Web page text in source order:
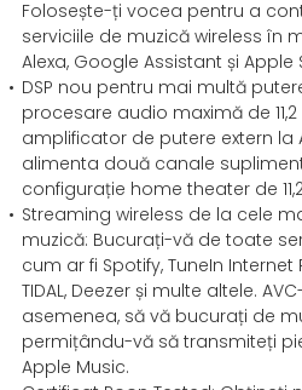
Folosește-ți vocea pentru a
serviciile de muzică wireless în
Alexa, Google Assistant și Apple
DSP nou pentru mai multă
procesare audio maximă de
amplificator de putere extern la
alimenta două canale
configurație home theater de
Streaming wireless de la cele
muzică: Bucurați-vă de toate
cum ar fi Spotify, TuneIn Internet
TIDAL, Deezer și multe altele.
asemenea, să vă bucurați de
permițându-vă să transmiteți
Apple Music.